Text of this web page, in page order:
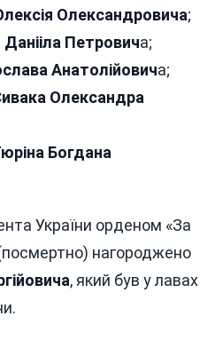
Олександровича;
Петровича;
Анатолійовича;
Олександра
Богдана
України орденом «За
(посмертно) нагороджено
, який був у лавах